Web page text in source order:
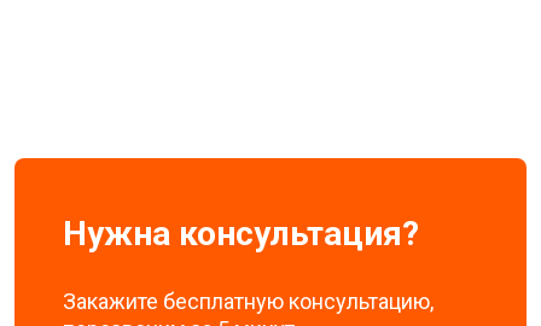
Нужна консультация?
Закажите бесплатную консультацию,